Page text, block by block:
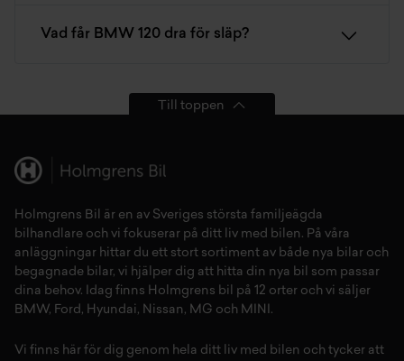
Vad får BMW 120 dra för släp?
Till toppen
Holmgrens Bil är en av Sveriges största familjeägda
bilhandlare och vi fokuserar på ditt liv med bilen. På våra
anläggningar hittar du ett stort sortiment av både nya bilar och
begagnade bilar, vi hjälper dig att hitta din nya bil som passar
dina behov. Idag finns Holmgrens bil på 12 orter och vi säljer
BMW, Ford , Hyundai, Nissan , MG och MINI .
Vi finns här för dig genom hela ditt liv med bilen och tycker att